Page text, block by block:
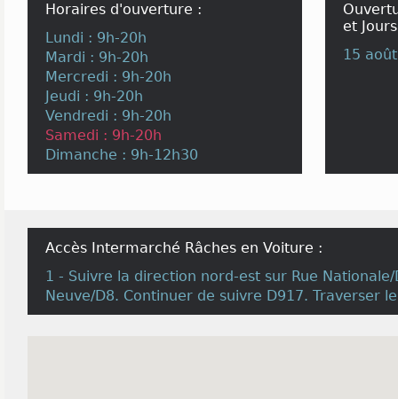
Horaires d'ouverture :
Lundi : 9h-20h
Mardi : 9h-20h
Mercredi : 9h-20h
Jeudi : 9h-20h
Vendredi : 9h-20h
Samedi : 9h-20h
Dimanche : 9h-12h30
et
15
Accès Intermarché Râches en Voiture :
1 - Suivre la direction nord-est sur Rue Nationale/
Neuve/D8. Continuer de suivre D917. Traverser